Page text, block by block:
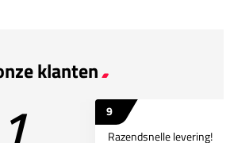
klanten
9
Razendsnelle levering!